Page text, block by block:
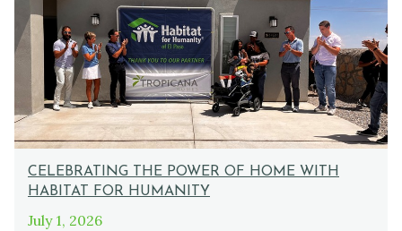
CELEBRATING THE POWER OF HOME WITH
HABITAT FOR HUMANITY
July 1, 2026